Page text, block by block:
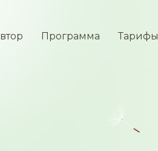
Программа Тарифы